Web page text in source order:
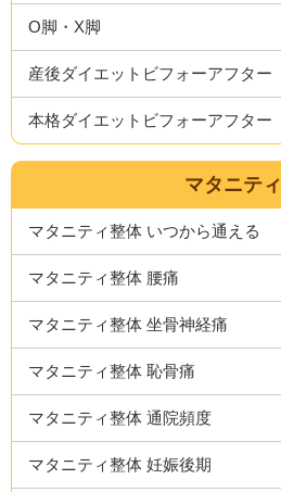
O脚・X脚
産後ダイエットビフォーアフター
本格ダイエットビフォーアフター
マタニティ
マタニティ整体 いつから通える
マタニティ整体 腰痛
マタニティ整体 坐骨神経痛
マタニティ整体 恥骨痛
マタニティ整体 通院頻度
マタニティ整体 妊娠後期